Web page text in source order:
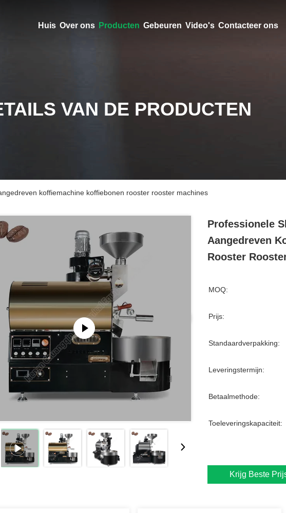
Huis Over ons Producten Gebeuren Video's Contacteer ons
VAN DE PRODUCTEN
koffiemachine koffiebonen rooster rooster machines
Professionele
Aangedreven
Rooster
MOQ:
Prijs:
Standaardverpakking:
Leveringstermijn:
Betaalmethode:
Toeleveringskapaciteit:
Krijg Beste